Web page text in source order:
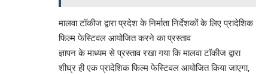
मालवा टॉकीज द्वारा प्रदेश के निर्माता निर्देशकों के लिए प्रादेशिक
फिल्म फेस्टिवल आयोजित करने का प्रस्ताव
ज्ञापन के माध्यम से प्रस्ताव रखा गया कि मालवा टॉकीज द्वारा
शीघ्र ही एक प्रादेशिक फिल्म फेस्टिवल आयोजित किया जाएगा,